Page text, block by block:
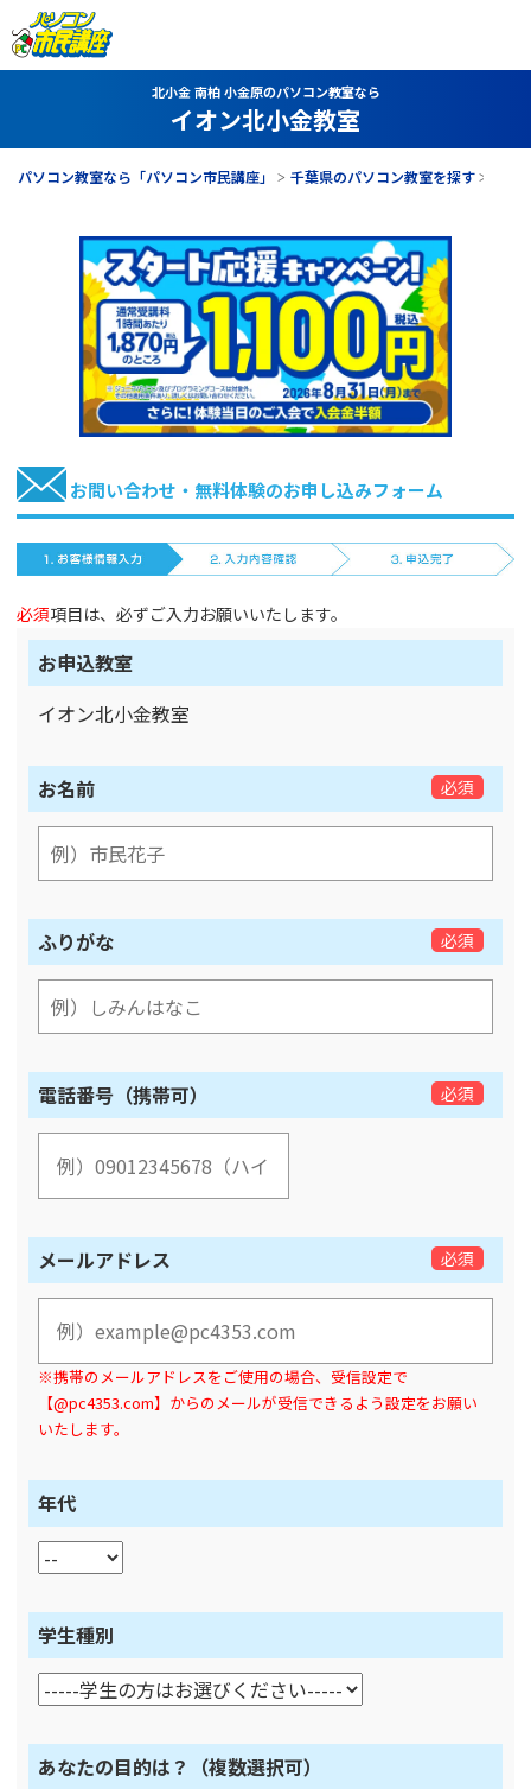
北小金 南柏 小金原のパソコン教室なら
イオン北小金教室
パソコン教室なら「パソコン市民講座」 千葉県のパソコン教室を探す
お問い合わせ・無料体験のお申し込みフォーム
必須項目は、必ずご入力お願いいたします。
お申込教室
イオン北小金教室
お名前 必須
ふりがな 必須
電話番号（携帯可） 必須
メールアドレス 必須
※携帯のメールアドレスをご使用の場合、受信設定で
【@pc4353.com】からのメールが受信できるよう設定をお願い
いたします。
年代
学生種別
あなたの目的は？
（複数選択可）